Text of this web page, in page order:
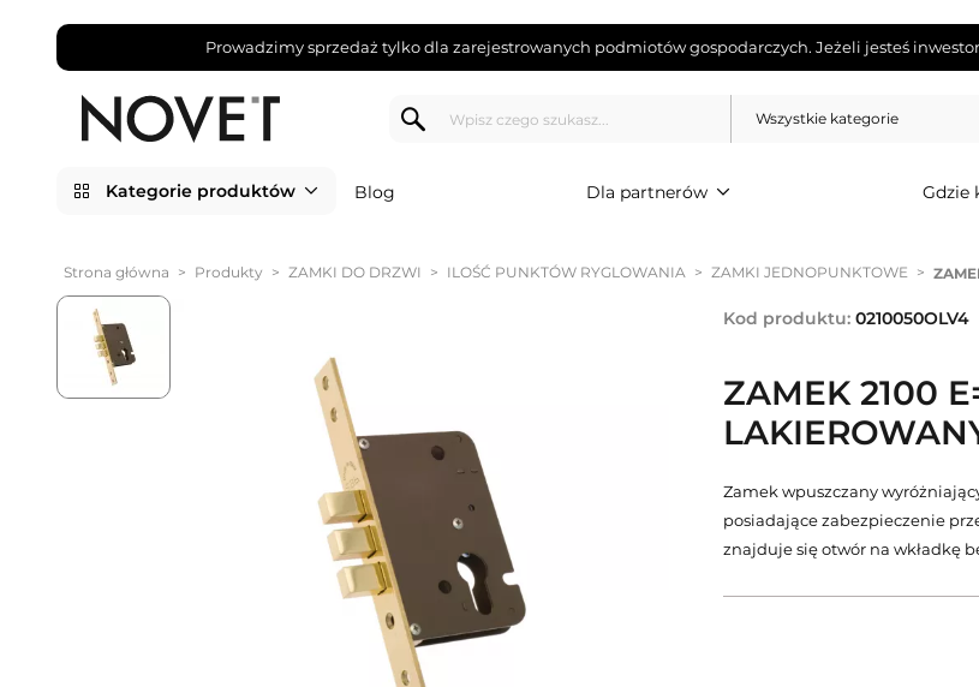
Prowadzimy sprzedaż tylko dla zarejestrowanych podmiotów gospodarczych. Jeżeli jesteś
Wszystkie kategorie
Kategorie produktów Blog Dla partnerów Gdzie
Strona główna > Produkty > ZAMKI DO DRZWI > ILOŚĆ PUNKTÓW RYGLOWANIA > ZAMKI JEDNOPUNKTOWE >
Kod produktu: 0210050OLV4
ZAMEK 2100
Zamek wpuszczany
posiadające zabezpieczenie
znajduje się otwór na wkładkę